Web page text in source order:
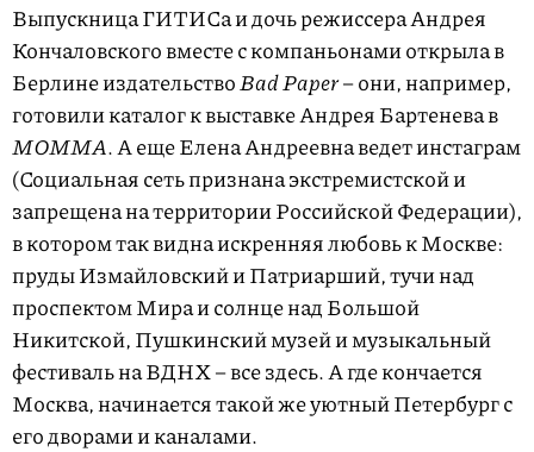
Выпускница ГИТИСа и дочь режиссера Андрея
Кончаловского вместе с компаньонами открыла в
Берлине издательствоBad Paper– они, например,
готовили каталог к выставке Андрея Бартенева в
МОММА. А еще Елена Андреевна ведет инстаграм
(Социальная сеть признана экстремистской и
запрещена на территории Российской Федерации),
в котором так видна искренняя любовь к Москве:
пруды Измайловский и Патриарший, тучи над
проспектом Мира и солнце над Большой
Никитской, Пушкинский музей и музыкальный
фестиваль на ВДНХ – все здесь. А где кончается
Москва, начинается такой же уютный Петербург с
его дворами и каналами.